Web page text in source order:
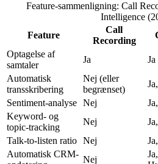
Feature-sammenligning: Call
Intelligence
Feature
Call
Recording
Optagelse af
samtaler
Ja
Ja
Automatisk
transskribering
Nej (eller
begrænset)
Sentiment-analyse Nej
Keyword- og
topic-tracking
Nej
Talk-to-listen ratio Nej
Automatisk CRM-
Nej